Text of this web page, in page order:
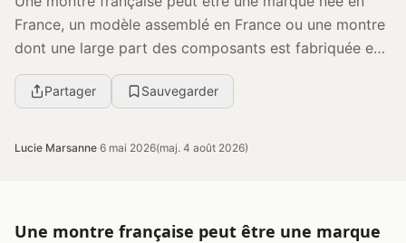
France, un modèle assemblé en France ou une montre
dont une large part des composants est fabriquée en
France. Pour bien la qualifier, il faut vérifier...
Partager Sauvegarder
Lucie Marsanne·6 mai 2026(maj. 4 août 2026)
Une montre française peut être une marque